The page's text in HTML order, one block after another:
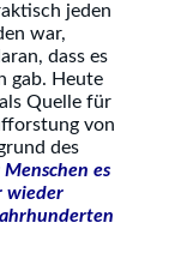
jeden
war,
dass es
gab. Heute
Quelle für
von
des
es
wieder